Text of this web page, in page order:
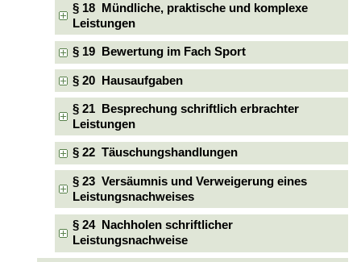
§ 18 Mündliche, praktische und komplexe
Leistungen
§ 19 Bewertung im Fach Sport
§ 20 Hausaufgaben
§ 21 Besprechung schriftlich erbrachter
Leistungen
§ 22 Täuschungshandlungen
§ 23 Versäumnis und Verweigerung eines
Leistungsnachweises
§ 24 Nachholen schriftlicher
Leistungsnachweise